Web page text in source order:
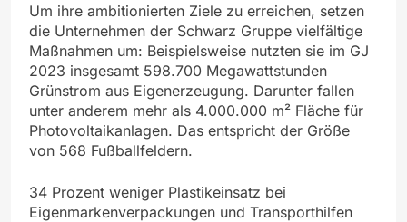
Um ihre ambitionierten Ziele zu erreichen, setzen
die Unternehmen der Schwarz Gruppe vielfältige
Maßnahmen um: Beispielsweise nutzten sie im GJ
2023 insgesamt 598.700 Megawattstunden
Grünstrom aus Eigenerzeugung. Darunter fallen
unter anderem mehr als 4.000.000 m² Fläche für
Photovoltaikanlagen. Das entspricht der Größe
von 568 Fußballfeldern.
34 Prozent weniger Plastikeinsatz bei
Eigenmarkenverpackungen und Transporthilfen